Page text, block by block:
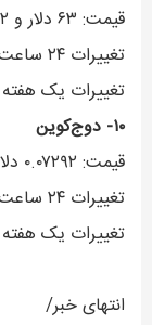
قیمت: ۶۳ دلار و ۴۲ سنت
تغییرات ۲۴ ساعت گذشته: سه درصد کاهش
تغییرات یک هفته اخیر: ۰.۱۵
۱۰- دوج‌کوین
قیمت: ۰.۰۷۲۹۲ دلار
تغییرات ۲۴ ساعت گذشته: ۰.۹۴ درصد افزایش
تغییرات یک هفته اخیر: ۵.۴۶
انتهای خبر/